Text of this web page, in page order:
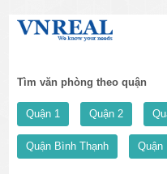
Tìm văn phòng theo quận
Quận 1 Quận 2
Quận Bình Thạnh Quận